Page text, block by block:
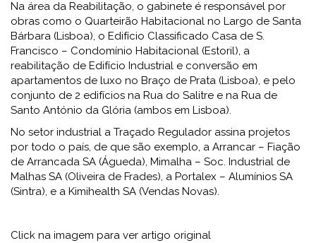
Na área da Reabilitação, o gabinete é responsável por
obras como o Quarteirão Habitacional no Largo de Santa
Bárbara (Lisboa), o Edifício Classificado Casa de S.
Francisco – Condomínio Habitacional (Estoril), a
reabilitação de Edifício Industrial e conversão em
apartamentos de luxo no Braço de Prata (Lisboa), e pelo
conjunto de 2 edifícios na Rua do Salitre e na Rua de
Santo António da Glória (ambos em Lisboa).
No setor industrial a Traçado Regulador assina projetos
por todo o país, de que são exemplo, a Arrancar – Fiação
de Arrancada SA (Águeda), Mimalha – Soc. Industrial de
Malhas SA (Oliveira de Frades), a Portalex – Alumínios SA
(Sintra), e a Kimihealth SA (Vendas Novas).
Click na imagem para ver artigo original